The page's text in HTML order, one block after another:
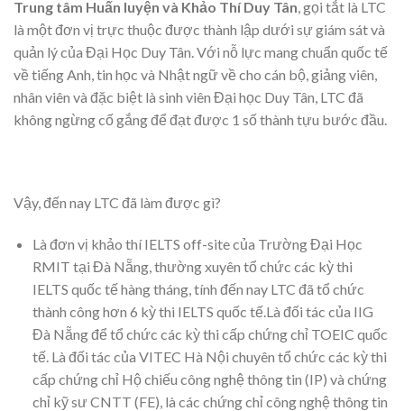
Trung tâm Huấn luyện và Khảo Thí Duy Tân, gọi tắt là LTC
là một đơn vị trực thuộc được thành lập dưới sự giám sát và
quản lý của Đại Học Duy Tân. Với nỗ lực mang chuẩn quốc tế
về tiếng Anh, tin học và Nhật ngữ về cho cán bộ, giảng viên,
nhân viên và đặc biệt là sinh viên Đại học Duy Tân, LTC đã
không ngừng cố gắng để đạt được 1 số thành tựu bước đầu.
Vậy, đến nay LTC đã làm được gì?
Là đơn vị khảo thí IELTS off-site của Trường Đại Học
RMIT tại Đà Nẵng, thường xuyên tổ chức các kỳ thi
IELTS quốc tế hàng tháng, tính đến nay LTC đã tổ chức
thành công hơn 6 kỳ thi IELTS quốc tế.Là đối tác của IIG
Đà Nẵng để tổ chức các kỳ thi cấp chứng chỉ TOEIC quốc
tế. Là đối tác của VITEC Hà Nội chuyên tổ chức các kỳ thi
cấp chứng chỉ Hộ chiếu công nghệ thông tin (IP) và chứng
chỉ kỹ sư CNTT (FE), là các chứng chỉ công nghệ thông tin